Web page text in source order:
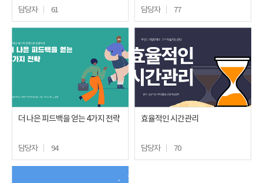
담당자 61 담당자 77
더 나은 피드백을 얻는 4가지 전략
담당자 94
효율적인 시간관리
담당자 70